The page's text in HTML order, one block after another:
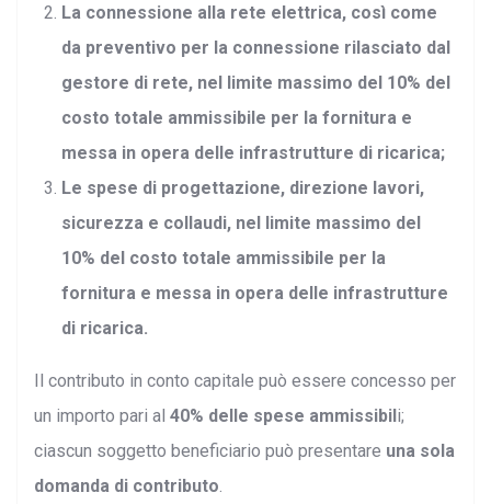
La connessione alla rete elettrica, così come
da preventivo per la connessione rilasciato dal
gestore di rete, nel limite massimo del 10% del
costo totale ammissibile per la fornitura e
messa in opera delle infrastrutture di ricarica;
Le spese di progettazione, direzione lavori,
sicurezza e collaudi, nel limite massimo del
10% del costo totale ammissibile per la
fornitura e messa in opera delle infrastrutture
di ricarica.
Il contributo in conto capitale può essere concesso per
un importo pari al 40% delle spese ammissibili;
ciascun soggetto beneficiario può presentare una sola
domanda di contributo.